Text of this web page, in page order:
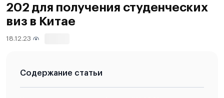
202 для получения студенческих
виз в Китае
18.12.23
Содержание статьи